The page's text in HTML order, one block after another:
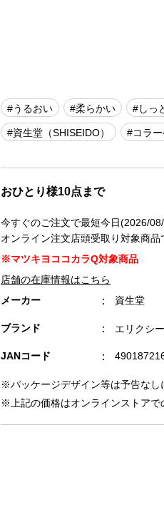
#うるおい #柔らかい #しっ
#資生堂（SHISEIDO） #コラ
おひとり様10点まで
今すぐのご注文で最短今日(2026/
オンライン注文店頭受取り対象商品
※マツキヨココカラQ対象商品
店舗の在庫情報はこちら
メーカー 資生堂
ブランド エリクシ
JANコード
※パッケージデザイン等は予告なし
※上記の価格はオンラインストアで